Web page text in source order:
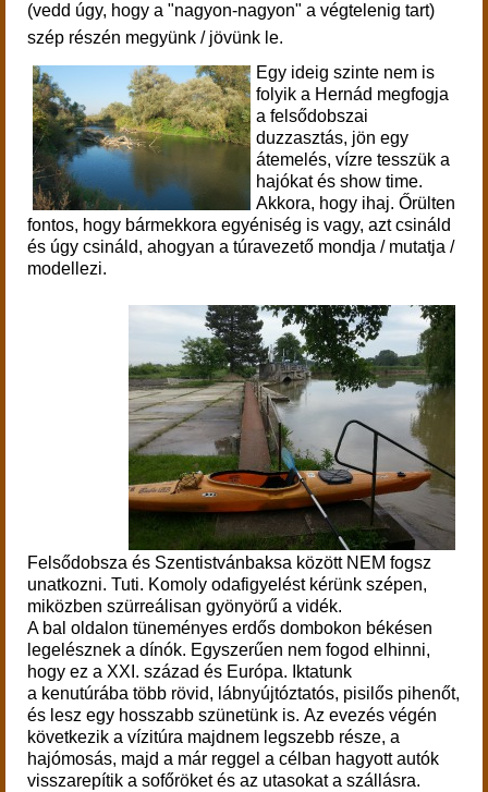
(vedd úgy, hogy a "nagyon-nagyon" a végtelenig tart)
szép részén megyünk / jövünk le.
Egy ideig szinte nem is
folyik a Hernád megfogja
a felsődobszai
duzzasztás, jön egy
átemelés, vízre tesszük a
hajókat és show time.
Akkora, hogy ihaj. Őrülten
fontos, hogy bármekkora egyéniség is vagy, azt csináld
és úgy csináld, ahogyan a túravezető mondja / mutatja /
modellezi.
Felsődobsza és Szentistvánbaksa között NEM fogsz
unatkozni. Tuti. Komoly odafigyelést kérünk szépen,
miközben szürreálisan gyönyörű a vidék.
A bal oldalon tüneményes erdős dombokon békésen
legelésznek a dínók. Egyszerűen nem fogod elhinni,
hogy ez a XXI. század és Európa.
Iktatunk
a kenutúrába több rövid, lábnyújtóztatós, pisilős pihenőt,
és lesz egy hosszabb szünetünk is. Az evezés végén
következik a vízitúra majdnem legszebb része, a
hajómosás, majd a már reggel a célban hagyott autók
visszarepítik a sofőröket és az utasokat a szállásra.